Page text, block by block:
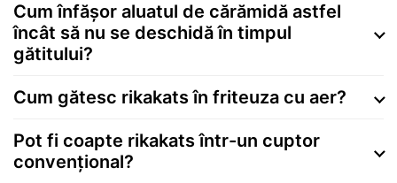
Cum înfășor aluatul de cărămidă astfel
încât să nu se deschidă în timpul
gătitului?
Cum gătesc rikakats în friteuza cu aer?
Pot fi coapte rikakats într-un cuptor
convențional?